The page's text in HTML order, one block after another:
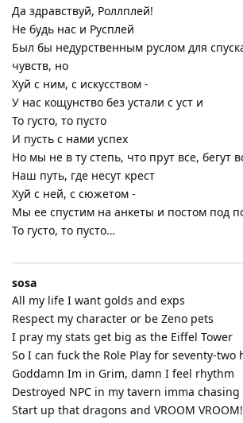
Да здравствуй, Роллплей!
Не будь нас и Русплей
Был бы недурственным руслом для
чувств, но
Хуй с ним, с искусством -
У нас кощунство без устали с уст и
То густо, то пусто
И пусть с нами успех
Но мы не в ту степь, что прут все, бегут
Наш путь, где несут крест
Хуй с ней, с сюжетом -
Мы ее спустим на анкеты и постом под
То густо, то пусто…
sosa
All my life I want golds and exps
Respect my character or be Zeno pets
I pray my stats get big as the Eiffel Tower
So I can fuck the Role Play for seventy-two
Goddamn Im in Grim, damn I feel rhythm
Destroyed NPC in my tavern imma chasing
Start up that dragons and VROOM